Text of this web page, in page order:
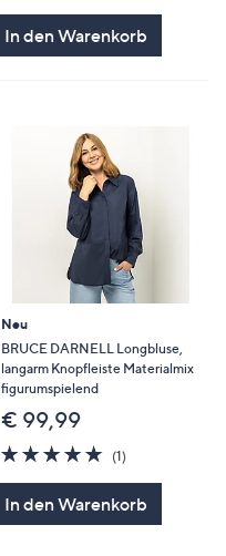
In den Warenkorb
Neu
BRUCE DARNELL Longbluse,
langarm Knopfleiste Materialmix
figurumspielend
€ 99,99
5.0
von
(1)1
In den Warenkorb